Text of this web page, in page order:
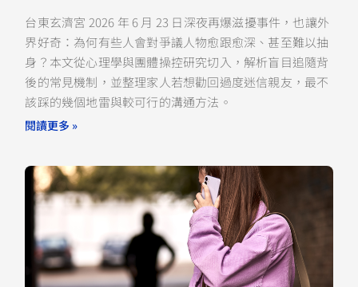
台東玄濟宮 2026 年 6 月 23 日深夜再爆滋擾事件，也讓外
界好奇：為何有些人會對爭議人物愈跟愈深、甚至難以抽
身？本文從心理學與團體操控研究切入，解析盲目追隨背
後的常見機制，並整理家人若想勸回過度迷信親友，最不
該踩的幾個地雷與較可行的溝通方法。
閱讀更多 »